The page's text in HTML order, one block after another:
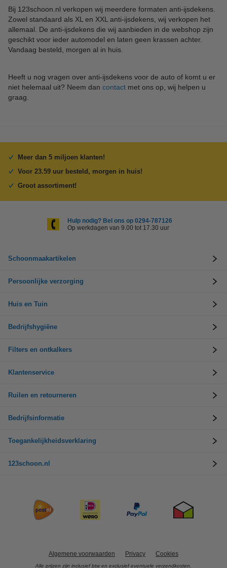
Bij 123schoon.nl verkopen wij meerdere formaten anti-ijsdekens.
Zowel standaard als XL en XXL anti-ijsdekens, wij verkopen het
allemaal. De anti-ijsdekens die wij aanbieden in de webshop zijn
geschikt voor ieder automodel en laten geen krassen achter.
Vandaag besteld, morgen al in huis.
Heeft u nog vragen over anti-ijsdekens voor de auto of komt u er
niet helemaal uit? Neem dan contact met ons op, wij helpen u
graag.
Meer dan 5 miljoen klanten!
Voor 23.59 uur besteld, morgen in huis!
Groot assortiment!
Hulp nodig? Bel ons op 0294-787126
Op werkdagen van 9.00 tot 17.30 uur
Schoonmaakartikelen
Persoonlijke verzorging
Huis en Tuin
Bedrijfshygiëne
Filters en ontkalkers
Klantenservice
Ruilen en retourneren
Bedrijfsinformatie
Toegankelijkheidsverklaring
123schoon.nl
Algemene voorwaarden Privacy Cookies
Alle prijzen zijn inclusief btw en exclusief eventuele verzendkosten.